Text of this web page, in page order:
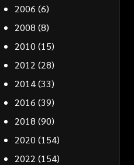
2006 (6)
2008 (8)
2010 (15)
2012 (28)
2014(33)
2016 (39)
2018 (90)
2020 (154)
2022 (154)